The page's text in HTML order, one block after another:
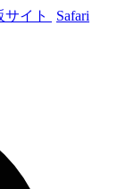
サイト
Safari